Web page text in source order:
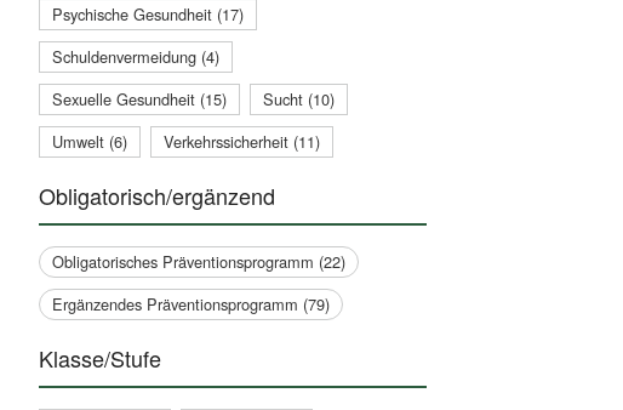
Psychische Gesundheit (17)
Schuldenvermeidung (4)
Sexuelle Gesundheit (15)
Sucht (10)
Umwelt (6)
Verkehrssicherheit (11)
Obligatorisch/ergänzend
Obligatorisches Präventionsprogramm (22)
Ergänzendes Präventionsprogramm (79)
Klasse/Stufe